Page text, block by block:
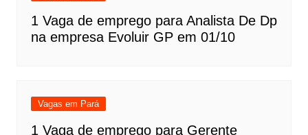
1 Vaga de emprego para Analista De Dp
na empresa Evoluir GP em 01/10
Vagas em Pará
1 Vaga de emprego para Gerente